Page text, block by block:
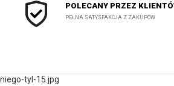
POLECANY PRZEZ
PEŁNA SATYSFAKCJA Z ZAKUPÓW